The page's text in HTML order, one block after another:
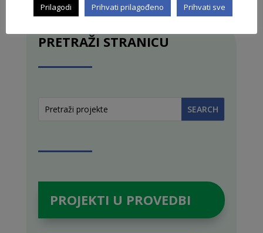
PRETRAŽI STRANICU
PROJEKTI U PROVEDBI
Prilagodi Prihvati prilagođeno Prihvati sve